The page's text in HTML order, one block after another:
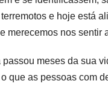
e hoje está
merecemos nos sentir
meses da sua
que as pessoas com